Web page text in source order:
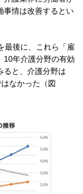
事情は改善するとい
最後に、これら「雇
10年介護分野の有効
ると、介護分野は
なかった（図